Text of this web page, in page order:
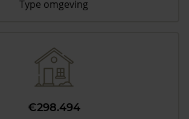
Type omgeving
€298.494